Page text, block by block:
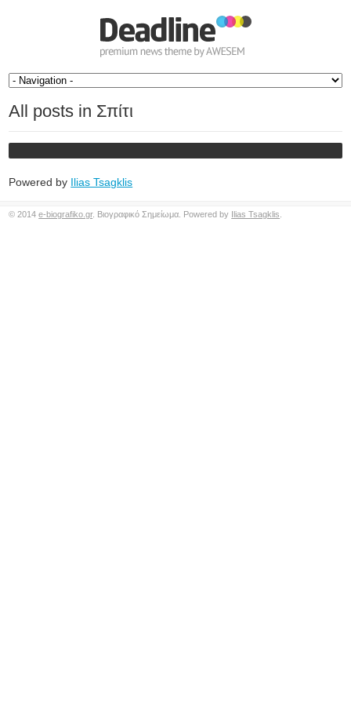
All posts in Σπίτι
Powered by Ilias Tsagklis
© 2014e-biografiko.gr. Βιογραφικό Σημείωμα. Powered by Ilias Tsagklis